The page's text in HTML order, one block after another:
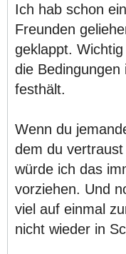
Ich hab schon
Freunden
geklappt.
die Bedingungen
festhält.
Wenn du
dem du
würde ich das
vorziehen. Und
viel auf einmal
nicht wieder in